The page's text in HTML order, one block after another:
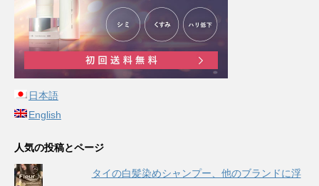
日本語
English
人気の投稿とページ
タイの白髪染めシャンプー、他のブランドに浮